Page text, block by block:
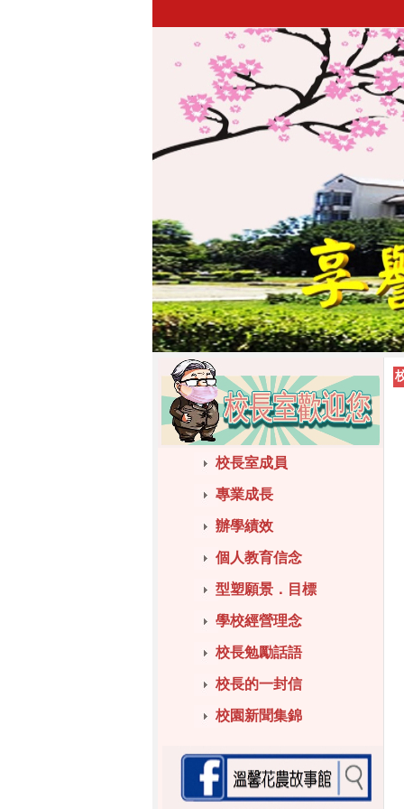
校長室成員
專業成長
辦學績效
個人教育信念
型塑願景．目標
學校經營理念
校長勉勵話語
校長的一封信
校園新聞集錦